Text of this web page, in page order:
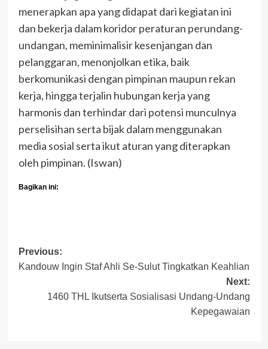
menerapkan apa yang didapat dari kegiatan ini
dan bekerja dalam koridor peraturan perundang-
undangan, meminimalisir kesenjangan dan
pelanggaran, menonjolkan etika, baik
berkomunikasi dengan pimpinan maupun rekan
kerja, hingga terjalin hubungan kerja yang
harmonis dan terhindar dari potensi munculnya
perselisihan serta bijak dalam menggunakan
media sosial serta ikut aturan yang diterapkan
oleh pimpinan. (Iswan)
Bagikan ini:
Post
navigation
Previous:
Kandouw Ingin Staf Ahli Se-Sulut Tingkatkan Keahlian
Next:
1460 THL Ikutserta Sosialisasi Undang-Undang
Kepegawaian